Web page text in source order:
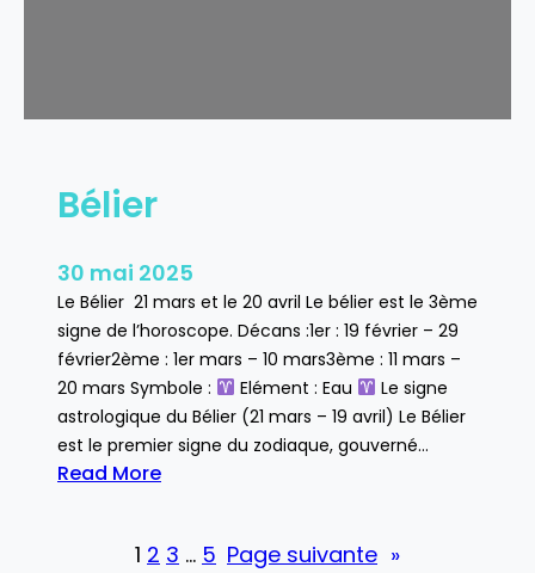
Bélier
30 mai 2025
Le Bélier 21 mars et le 20 avril Le bélier est le 3ème
signe de l’horoscope. Décans :1er : 19 février – 29
février2ème : 1er mars – 10 mars3ème : 11 mars –
20 mars Symbole :
Elément : Eau
Le signe
astrologique du Bélier (21 mars – 19 avril) Le Bélier
est le premier signe du zodiaque, gouverné…
Read More
é
1 2 3 … 5 Page suivante »